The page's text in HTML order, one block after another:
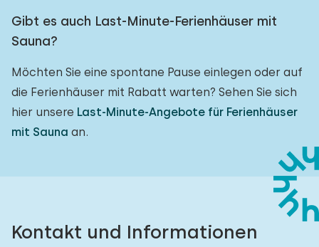
Gibt es auch Last-Minute-Ferienhäuser mit
Sauna?
Möchten Sie eine spontane Pause einlegen oder auf
die Ferienhäuser mit Rabatt warten? Sehen Sie sich
hier unsere Last-Minute-Angebote für Ferienhäuser
mit Sauna an.
Kontakt und Informationen